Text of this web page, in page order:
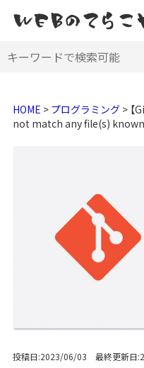
HOME > プログラミング> 【
not match any file(s)
投稿日:2023/06/03 最終更新日